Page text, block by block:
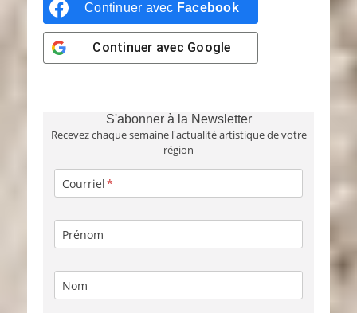
Continuer avec Facebook
Continuer avec Google
S'abonner à la Newsletter
Recevez chaque semaine l'actualité artistique de votre
région
Courriel
Prénom
Nom